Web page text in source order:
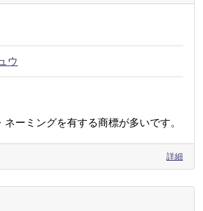
ウ
ーミングを有する商標が多いです。
詳細